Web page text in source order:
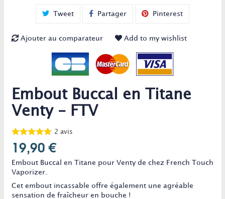
Tweet Partager Pinterest
Ajouter au comparateur Add to my wishlist
Embout Buccal en Titane
Venty - FTV
2 avis
19,90 €
Embout Buccal en Titane pour Venty de chez French Touch
Vaporizer.
Cet embout incassable offre également une agréable
sensation de fraîcheur en bouche !